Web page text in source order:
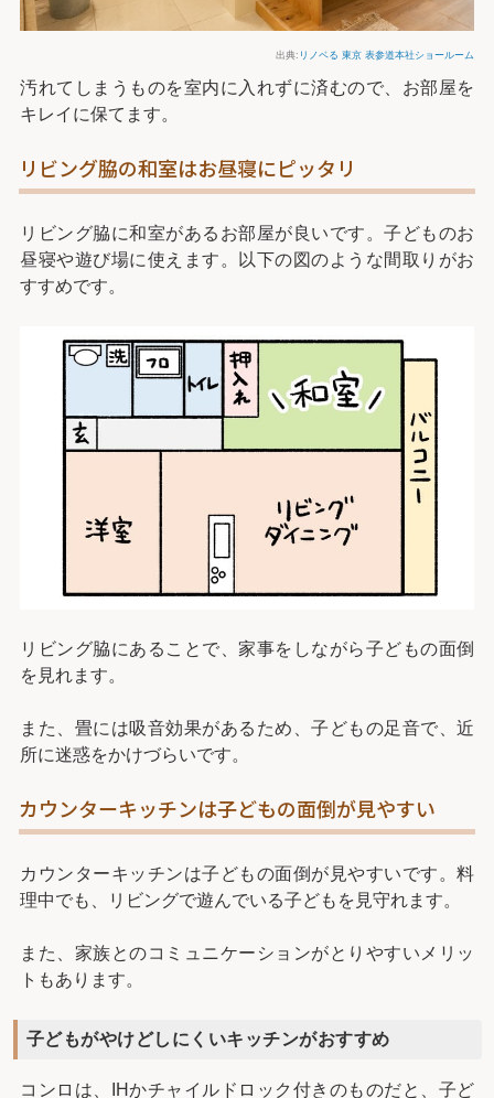
出典: リノベる 東京 表参道本社ショールーム
汚れてしまうものを室内に入れずに済むので、お部屋を
キレイに保てます。
リビング脇の和室はお昼寝にピッタリ
リビング脇に和室があるお部屋が良いです。子どものお
昼寝や遊び場に使えます。以下の図のような間取りがお
すすめです。
リビング脇にあることで、家事をしながら子どもの面倒
を見れます。
また、畳には吸音効果があるため、子どもの足音で、近
所に迷惑をかけづらいです。
カウンターキッチンは子どもの面倒が見やすい
カウンターキッチンは子どもの面倒が見やすいです。料
理中でも、リビングで遊んでいる子どもを見守れます。
また、家族とのコミュニケーションがとりやすいメリッ
トもあります。
子どもがやけどしにくいキッチンがおすすめ
コンロは、IHかチャイルドロック付きのものだと、子ど